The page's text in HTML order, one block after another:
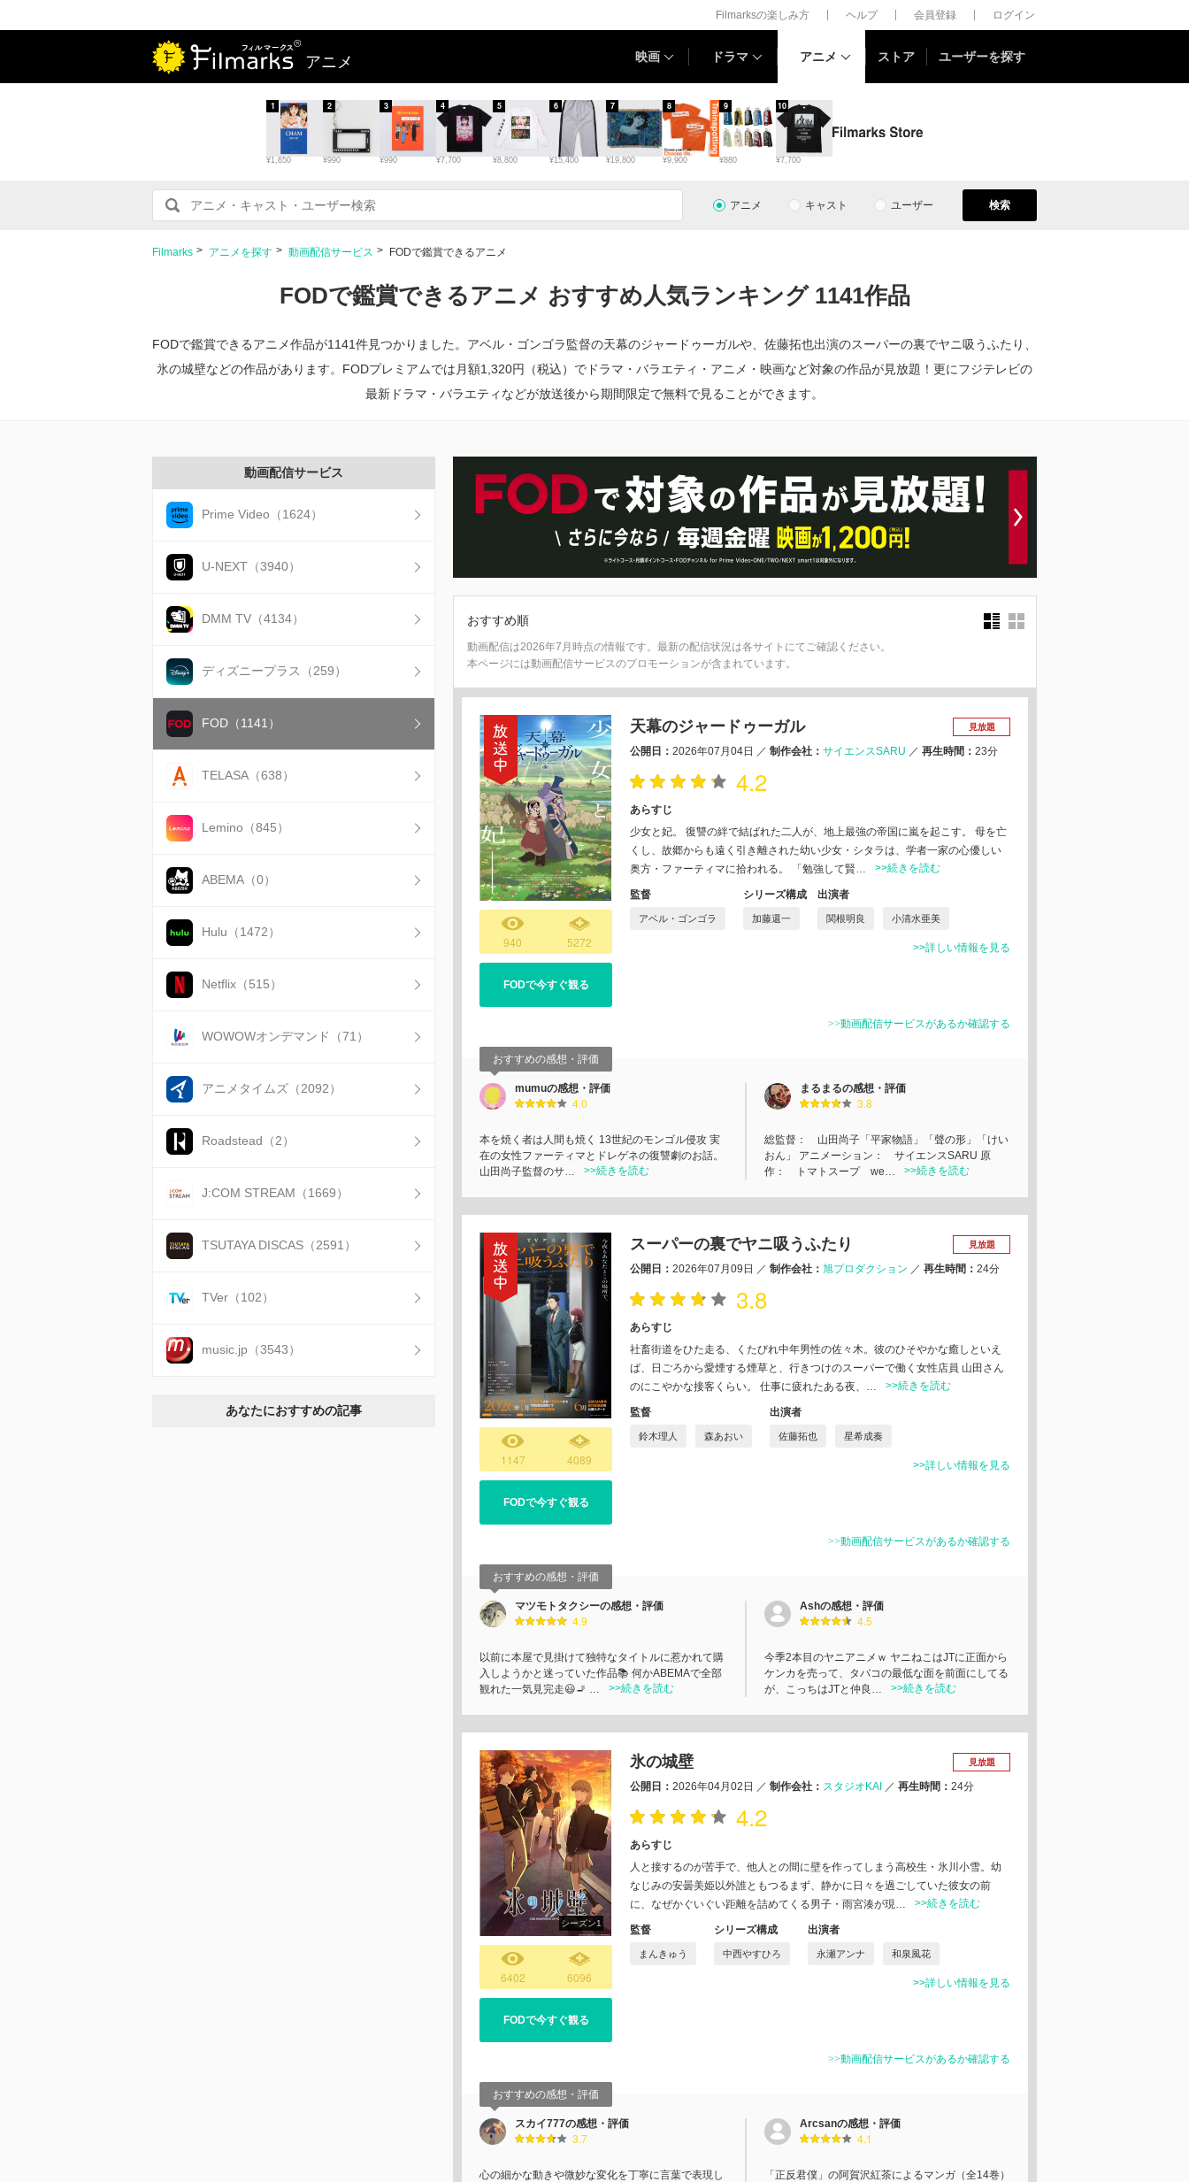
Filmarksの楽しみ方 ヘルプ 会員登録 ログイン
アニメ 映画 ドラマ アニメ ストア ユーザーを探す
¥1,650
1
¥990
2
¥990
3
¥7,700
4
¥8,800
5
¥15,400
6
¥19,800
7
¥9,900
8
¥880
9
¥7,700
10
アニメ キャスト ユーザー 検索
Filmarks アニメを探す 動画配信サービス FODで鑑賞できるアニメ
FODで鑑賞できるアニメ おすすめ人気ランキング 1141作品
FODで鑑賞できるアニメ作品が1141件見つかりました。アベル・ゴンゴラ監督の天幕のジャードゥーガルや、佐藤拓也出演のスーパーの裏でヤニ吸うふたり、
氷の城壁などの作品があります。FODプレミアムでは月額1,320円（税込）でドラマ・バラエティ・アニメ・映画など対象の作品が見放題！更にフジテレビの
最新ドラマ・バラエティなどが放送後から期間限定で無料で見ることができます。
動画配信サービス
Prime Video（1624）
U-NEXT（3940）
DMM TV（4134）
ディズニープラス（259）
FOD（1141）
TELASA（638）
Lemino（845）
ABEMA（0）
Hulu（1472）
Netflix（515）
WOWOWオンデマンド（71）
アニメタイムズ（2092）
Roadstead（2）
J:COM STREAM（1669）
TSUTAYA DISCAS（2591）
TVer（102）
music.jp（3543）
あなたにおすすめの記事
おすすめ順
動画配信は2026年7月時点の情報です。最新の配信状況は各サイトにてご確認ください。
本ページには動画配信サービスのプロモーションが含まれています。
940 5272
FODで今すぐ観る
天幕のジャードゥーガル 見放題
公開日： 2026年07月04日 ／ 制作会社： サイエンスSARU ／ 再生時間： 23分
4.2
あらすじ
少女と妃。 復讐の絆で結ばれた二人が、地上最強の帝国に嵐を起こす。 母を亡
くし、故郷からも遠く引き離された幼い少女・シタラは、学者一家の心優しい
奥方・ファーティマに拾われる。 「勉強して賢…
>>続きを読む
監督
アベル・ゴンゴラ
シリーズ構成
加藤還一
出演者
関根明良 小清水亜美
>>詳しい情報を見る
>>動画配信サービスがあるか確認する
おすすめの感想・評価
mumuの感想・評価
4.0
本を焼く者は人間も焼く 13世紀のモンゴル侵攻 実
在の女性ファーティマとドレゲネの復讐劇のお話。
山田尚子監督のサ…
>>続きを読む
まるまるの感想・評価
3.8
総監督： 山田尚子「平家物語」「聲の形」「けい
おん」 アニメーション： サイエンスSARU 原
作： トマトスープ we…
>>続きを読む
1147 4089
FODで今すぐ観る
スーパーの裏でヤニ吸うふたり 見放題
公開日： 2026年07月09日 ／ 制作会社： 旭プロダクション ／ 再生時間： 24分
3.8
あらすじ
社畜街道をひた走る、くたびれ中年男性の佐々木。彼のひそやかな癒しといえ
ば、日ごろから愛煙する煙草と、行きつけのスーパーで働く女性店員 山田さん
のにこやかな接客くらい。 仕事に疲れたある夜、…
>>続きを読む
監督
鈴木理人 森あおい
出演者
佐藤拓也 星希成奏
>>詳しい情報を見る
>>動画配信サービスがあるか確認する
おすすめの感想・評価
マツモトタクシーの感想・評価
4.9
以前に本屋で見掛けて独特なタイトルに惹かれて購
入しようかと迷っていた作品📚 何かABEMAで全部
観れた一気見完走😃🚬 …
>>続きを読む
Ashの感想・評価
4.5
今季2本目のヤニアニメｗ ヤニねこはJTに正面から
ケンカを売って、タバコの最低な面を前面にしてる
が、こっちはJTと仲良…
>>続きを読む
シーズン1
6402 6096
FODで今すぐ観る
氷の城壁 見放題
公開日： 2026年04月02日 ／ 制作会社： スタジオKAI ／ 再生時間： 24分
4.2
あらすじ
人と接するのが苦手で、他人との間に壁を作ってしまう高校生・氷川小雪。幼
なじみの安曇美姫以外誰ともつるまず、静かに日々を過ごしていた彼女の前
に、なぜかぐいぐい距離を詰めてくる男子・雨宮湊が現…
>>続きを読む
監督
まんきゅう
シリーズ構成
中西やすひろ
出演者
永瀬アンナ 和泉風花
>>詳しい情報を見る
>>動画配信サービスがあるか確認する
おすすめの感想・評価
スカイ777の感想・評価
3.7
心の細かな動きや微妙な変化を丁寧に言葉で表現し
Arcsanの感想・評価
4.1
「正反君僕」の阿賀沢紅茶によるマンガ（全14巻）